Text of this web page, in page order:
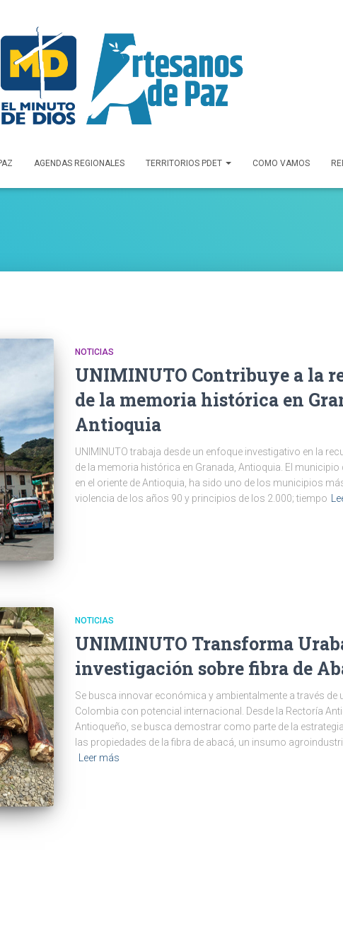
AGENDAS REGIONALES TERRITORIOS PDET COMO VAMOS
Investigación
NOTICIAS
UNIMINUTO Contribuye a la
de la memoria histórica en
Antioquia
UNIMINUTO trabaja desde un enfoque investigativo en la
de la memoria histórica en Granada, Antioquia. El
en el oriente de Antioquia, ha sido uno de los municipios
violencia de los años 90 y principios de los 2.000; tiempo
NOTICIAS
UNIMINUTO Transforma
investigación sobre fibra de
Se busca innovar económica y ambientalmente a través de
Colombia con potencial internacional. Desde la Rectoría
Antioqueño, se busca demostrar como parte de la
las propiedades de la fibra de abacá, un insumo
Leer más